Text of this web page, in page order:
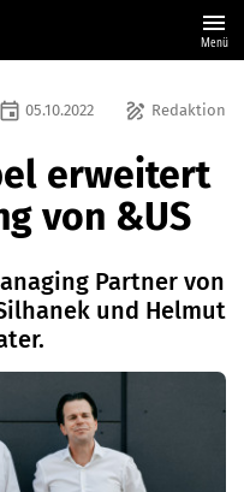
menu
Menü
draw Redaktion
event 05.10.2022
erweitert
von &US
Partner von
und Helmut